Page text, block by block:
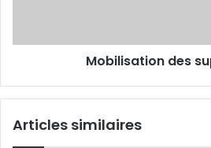
Mobilisation des
Articles similaires